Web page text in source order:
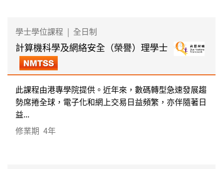
學士學位課程 | 全日制
計算機科學及網絡安全（榮譽）理學士
此課程由港專學院提供。近年來，數碼轉型急速發展趨
勢席捲全球，電子化和網上交易日益頻繁，亦伴隨著日
益...
修業期 4年